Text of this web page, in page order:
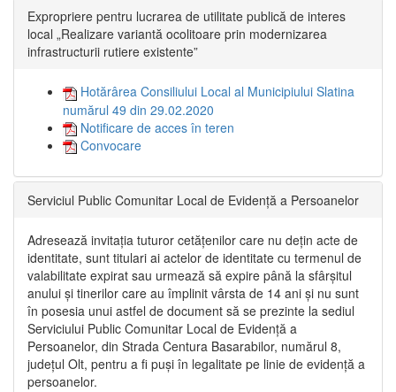
Expropriere pentru lucrarea de utilitate publică de interes
local „Realizare variantă ocolitoare prin modernizarea
infrastructurii rutiere existente”
Hotărârea Consiliului Local al Municipiului Slatina
numărul 49 din 29.02.2020
Notificare de acces în teren
Convocare
Serviciul Public Comunitar Local de Evidență a Persoanelor
Adresează invitația tuturor cetățenilor care nu dețin acte de
identitate, sunt titulari ai actelor de identitate cu termenul de
valabilitate expirat sau urmează să expire până la sfârșitul
anului și tinerilor care au împlinit vârsta de 14 ani și nu sunt
în posesia unui astfel de document să se prezinte la sediul
Serviciului Public Comunitar Local de Evidență a
Persoanelor, din Strada Centura Basarabilor, numărul 8,
județul Olt, pentru a fi puși în legalitate pe linie de evidență a
persoanelor.